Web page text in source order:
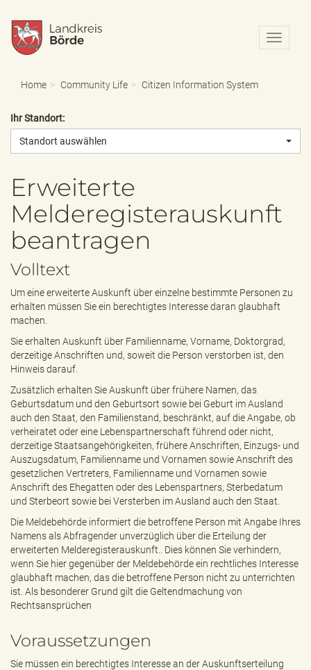
N
a
o
n
-
b
l
d
e
Home Community Life Citizen Information System
Ihr Standort:
Standort auswählen
Erweiterte
Melderegisterauskunft
beantragen
Volltext
Um eine erweiterte Auskunft über einzelne bestimmte Personen zu
erhalten müssen Sie ein berechtigtes Interesse daran glaubhaft
machen.
Sie erhalten Auskunft über Familienname, Vorname, Doktorgrad,
derzeitige Anschriften und, soweit die Person verstorben ist, den
Hinweis darauf.
Zusätzlich erhalten Sie Auskunft über frühere Namen, das
Geburtsdatum und den Geburtsort sowie bei Geburt im Ausland
auch den Staat, den Familienstand, beschränkt, auf die Angabe, ob
verheiratet oder eine Lebenspartnerschaft führend oder nicht,
derzeitige Staatsangehörigkeiten, frühere Anschriften, Einzugs- und
Auszugsdatum, Familienname und Vornamen sowie Anschrift des
gesetzlichen Vertreters, Familienname und Vornamen sowie
Anschrift des Ehegatten oder des Lebenspartners, Sterbedatum
und Sterbeort sowie bei Versterben im Ausland auch den Staat.
Die Meldebehörde informiert die betroffene Person mit Angabe Ihres
Namens als Abfragender unverzüglich über die Erteilung der
erweiterten Melderegisterauskunft.. Dies können Sie verhindern,
wenn Sie hier gegenüber der Meldebehörde ein rechtliches Interesse
glaubhaft machen, das die betroffene Person nicht zu unterrichten
ist. Als besonderer Grund gilt die Geltendmachung von
Rechtsansprüchen
Voraussetzungen
Sie müssen ein berechtigtes Interesse an der Auskunftserteilung